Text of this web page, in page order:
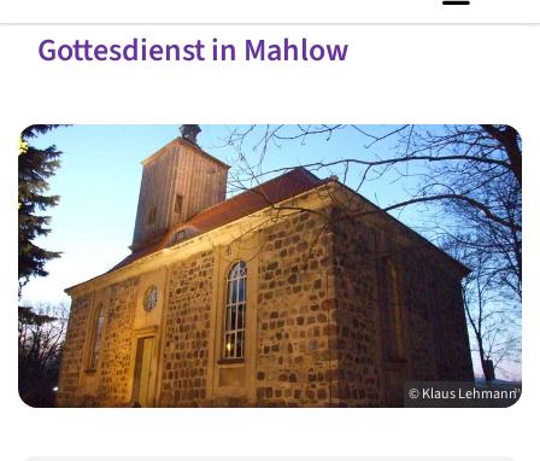
Gottesdienst in Mahlow
© Klaus Lehmann